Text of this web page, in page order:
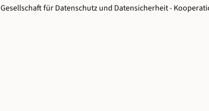
Gesellschaft für Datenschutz und Datensicherheit -